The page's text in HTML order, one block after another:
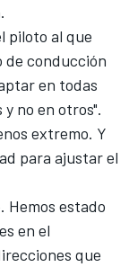
piloto al que
de conducción
en todas
no en otros".
extremo. Y
para ajustar el
Hemos estado
en el
que